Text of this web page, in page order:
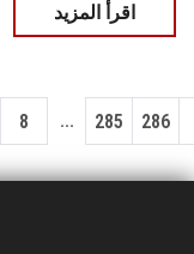
اقرأ المزيد
8 ... 285 286